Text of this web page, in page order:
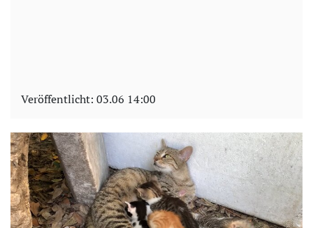
Veröffentlicht: 03.06 14:00